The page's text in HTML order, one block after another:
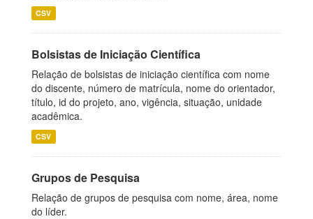
CSV
Bolsistas de Iniciação Científica
Relação de bolsistas de iniciação científica com nome
do discente, número de matrícula, nome do orientador,
título, id do projeto, ano, vigência, situação, unidade
acadêmica.
CSV
Grupos de Pesquisa
Relação de grupos de pesquisa com nome, área, nome
do líder.